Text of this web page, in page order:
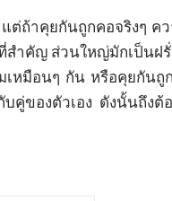
ต่ถ้าคุยกันถูกคอจริงๆ ค
ำคัญ ส่วนใหญ่มักเป็นฝ
หมือนๆ กัน หรือคุยกันถู
ของตัวเอง ดังนั้นถึงต้อ